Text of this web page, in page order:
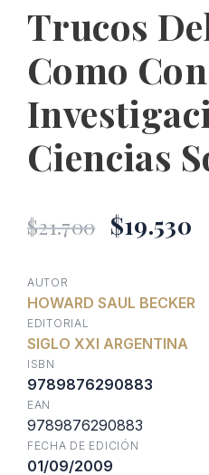
Trucos
Como
Ciencias
$21.700 El
original
era:
$21.700.
$19.530
AUTOR
HOWARD SAUL BECKER
EDITORIAL
SIGLO XXI ARGENTINA
ISBN
9789876290883
EAN
9789876290883
FECHA DE EDICIÓN
01/09/2009